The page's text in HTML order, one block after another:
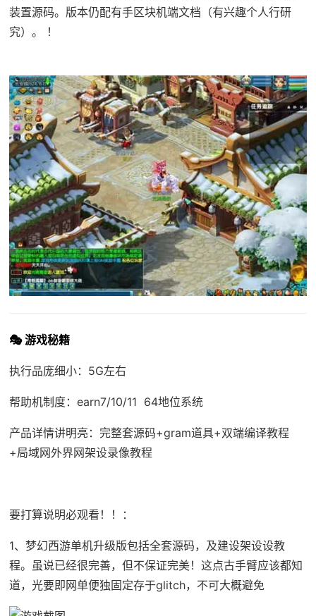
装置源码。版本仍配有手区块机端文档（有兴趣个人行研
究）。 ！
🎭 游戏秘籍
执行品庞细小：5G左右
帮助机制度：earn7/10/11 64地位系统
产品详情讲明亮：完整套源码+gram道具+双端编译教程
+局域网外界网架设录像教程
要打算说明必观看！！：
1、 梦幻西游单机升级版包括全套源码，及建设架设设教
程。虽说已经很完善，但不保证完美！这点古手臂应该都知
道，光要即网单便独固定存于glitch，不可大概避免